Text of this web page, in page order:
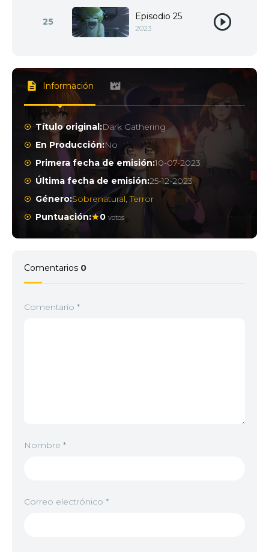
25 Episodio 25
2023
Información
Título original:Dark Gathering
En Producción:No
Primera fecha de emisión:10-07-2023
Última fecha de emisión:25-12-2023
Género:Sobrenatural,Terror
Puntuación:
0 votos
Comentarios 0
Comentario *
Nombre *
Correo electrónico *